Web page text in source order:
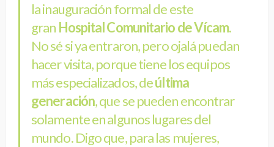
la inauguración formal de este
gran Hospital Comunitario de Vícam.
No sé si ya entraron, pero ojalá puedan
hacer visita, porque tiene los equipos
más especializados, deúltima
generación, que se pueden encontrar
solamente en algunos lugares del
mundo. Digo que, para las mujeres,